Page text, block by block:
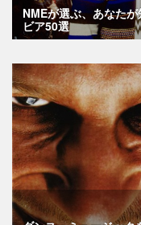
NMEが選ぶ、あなた
ビア50選